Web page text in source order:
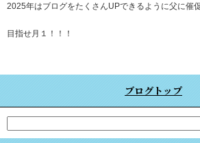
2025年はブログをたくさんUPできるように父に催
目指せ月１！！！
ブログトップ